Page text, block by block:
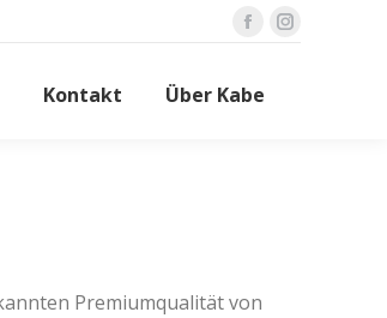
Facebook
opens
Instagram
Kontakt Über Kabe
Premiumqualität von